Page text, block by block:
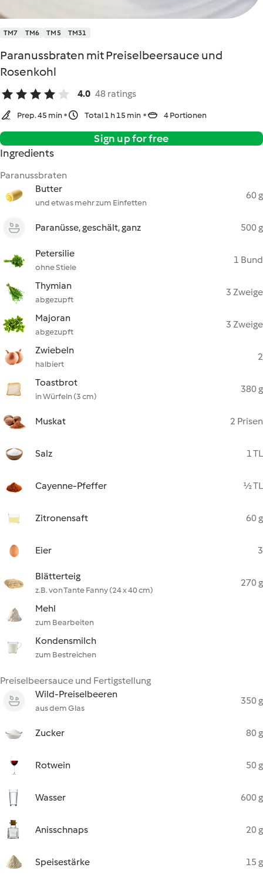
TM7 TM6 TM5 TM31
Paranussbraten mit Preiselbeersauce und
Rosenkohl
4.0 48 ratings
Prep. 45 min Total 1 h 15 min 4 Portionen
Sign up for free
Ingredients
Paranussbraten
Butter
und etwas mehr zum Einfetten
60 g
Paranüsse, geschält, ganz 500 g
Petersilie
ohne Stiele
1 Bund
Thymian
abgezupft
3 Zweige
Majoran
abgezupft
3 Zweige
Zwiebeln
halbiert
2
Toastbrot
in Würfeln (3 cm)
380 g
Muskat 2 Prisen
Salz 1 TL
Cayenne-Pfeffer ½ TL
Zitronensaft 60 g
Eier 3
Blätterteig
z.B. von Tante Fanny (24 x 40 cm)
270 g
Mehl
zum Bearbeiten
Kondensmilch
zum Bestreichen
Preiselbeersauce und Fertigstellung
Wild-Preiselbeeren
aus dem Glas
350 g
Zucker 80 g
Rotwein 50 g
Wasser 600 g
Anisschnaps 20 g
Speisestärke 15 g